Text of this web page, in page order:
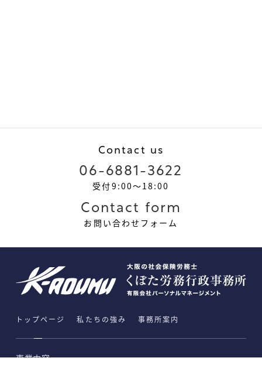
Contact us
06-6881-3622
受付9:00～18:00
Contact form
お問い合わせフォーム
トップページ 私たちの強み 事務所案内
事業内容